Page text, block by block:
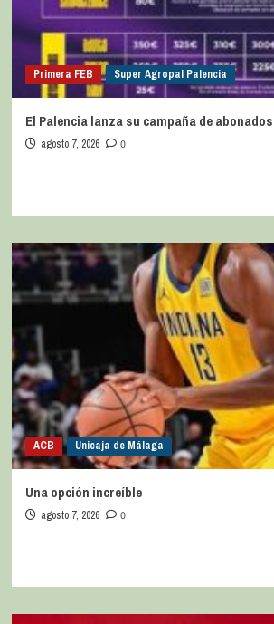
Primera FEB Super Agropal Palencia
El Palencia lanza su campaña de abonados
agosto 7, 2026 0
ACB Unicaja de Málaga
Una opción increíble
agosto 7, 2026 0